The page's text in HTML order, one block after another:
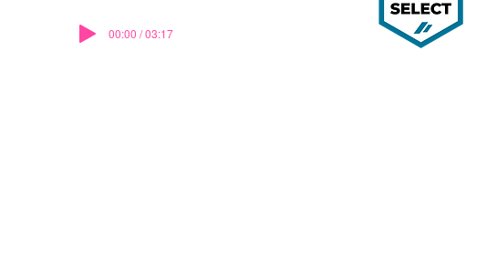
00:00 / 03:17